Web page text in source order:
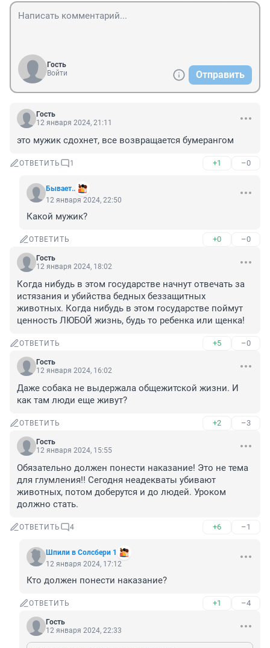
Гость
Войти
Отправить
Гость
12 января 2024, 21:11
это мужик сдохнет, все возвращается бумерангом
ОТВЕТИТЬ 1 +1 –0
Бывает..
12 января 2024, 22:50
Какой мужик?
ОТВЕТИТЬ +0 –0
Гость
12 января 2024, 18:02
Когда нибудь в этом государстве начнут отвечать за
истязания и убийства бедных беззащитных
животных. Когда нибудь в этом государстве поймут
ценность ЛЮБОЙ жизнь, будь то ребенка или щенка!
ОТВЕТИТЬ +5 –0
Гость
12 января 2024, 16:02
Даже собака не выдержала общежитской жизни. И
как там люди еще живут?
ОТВЕТИТЬ +2 –3
Гость
12 января 2024, 15:55
Обязательно должен понести наказание! Это не тема
для глумления!! Сегодня неадекваты убивают
животных, потом доберутся и до людей. Уроком
должно стать.
ОТВЕТИТЬ 4 +6 –1
Шпили в Солсбери 1
12 января 2024, 17:12
Кто должен понести наказание?
ОТВЕТИТЬ +1 –4
Гость
12 января 2024, 22:33